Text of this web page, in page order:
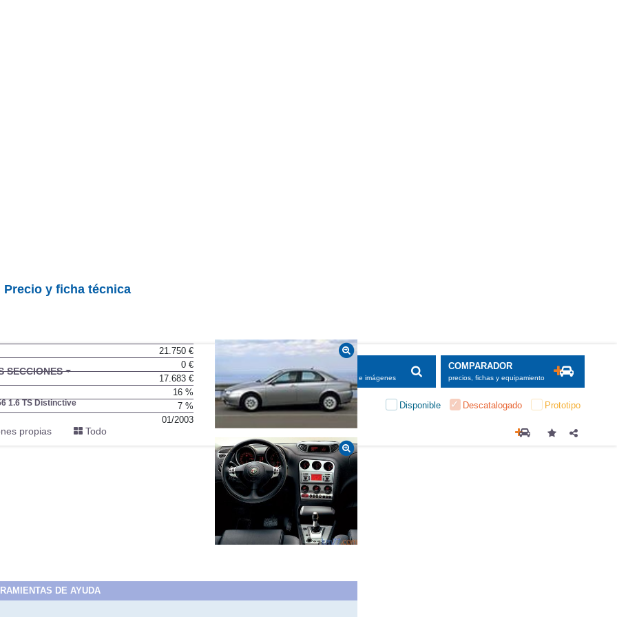
SECCIONES BUSCADOR
informaciones, fichas e imágenes
COMPARADOR
precios, fichas y equipamiento
1.6 TS Distinctive Disponible Descatalogado Prototipo
propias Todo
Precio y ficha técnica
21.750 €
0 €
17.683 €
16 %
7 %
01/2003
DE AYUDA